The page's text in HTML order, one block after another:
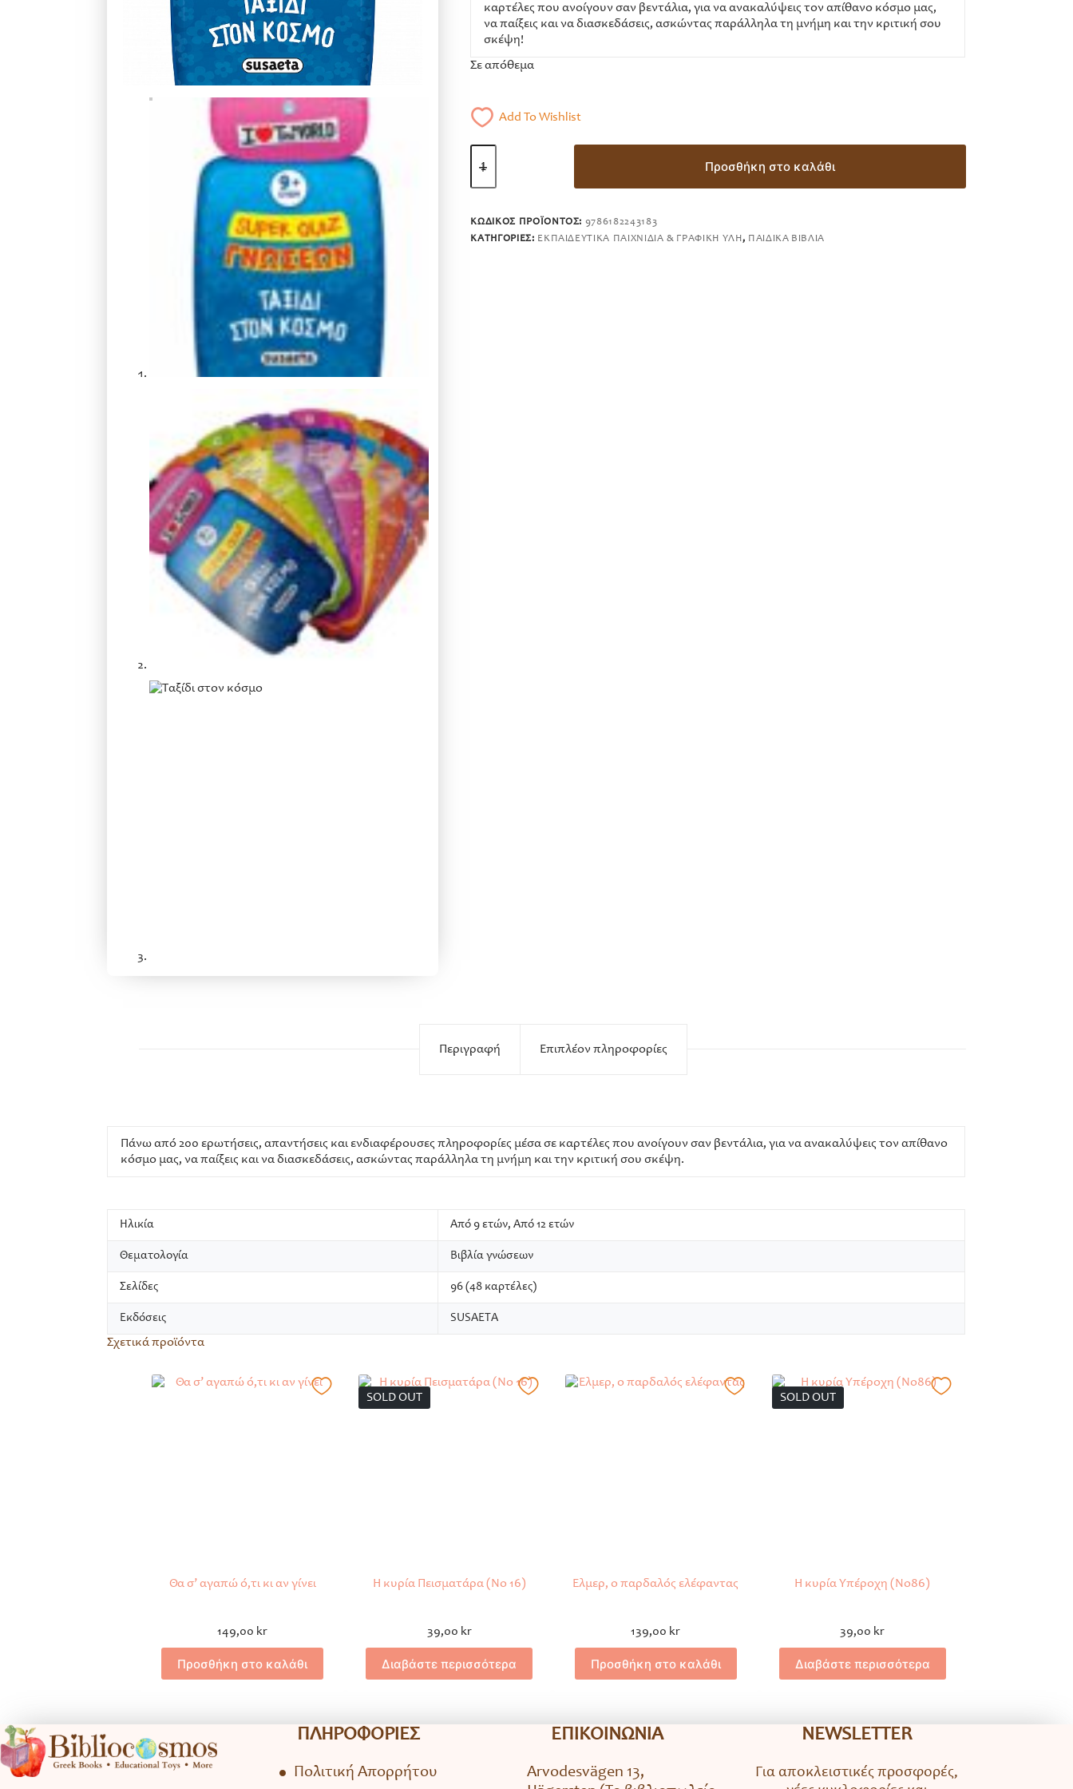
καρτέλες που ανοίγουν σαν βεντάλια, για να ανακαλύψεις τον απίθανο κόσμο μας,
να παίξεις και να διασκεδάσεις, ασκώντας παράλληλα τη μνήμη και την κριτική σου
σκέψη!
Σε απόθεμα
Add To Wishlist
Ταξίδι
στον
Προσθήκη στο καλάθι
ΚΩΔΙΚΌΣ ΠΡΟΪΌΝΤΟΣ: 9786182243183
ΚΑΤΗΓΟΡΊΕΣ: ΕΚΠΑΙΔΕΥΤΙΚΆ ΠΑΙΧΝΊΔΙΑ & ΓΡΑΦΙΚΉ ΎΛΗ, ΠΑΙΔΙΚΆ ΒΙΒΛΊΑ
Περιγραφή Επιπλέον πληροφορίες
Πάνω από 200 ερωτήσεις, απαντήσεις και ενδιαφέρουσες πληροφορίες μέσα σε καρτέλες που ανοίγουν σαν βεντάλια, για να ανακαλύψεις τον απίθανο
κόσμο μας, να παίξεις και να διασκεδάσεις, ασκώντας παράλληλα τη μνήμη και την κριτική σου σκέψη.
Ηλικία Από 9 ετών, Από 12 ετών
Θεματολογία Βιβλία γνώσεων
Σελίδες 96 (48 καρτέλες)
Εκδόσεις SUSAETA
Σχετικά προϊόντα
Θα σ’ αγαπώ ό,τι κι αν γίνει
149,00 kr
Προσθήκη στο καλάθι
SOLD OUT
Η κυρία Πεισματάρα (Νο 16)
39,00 kr
Διαβάστε περισσότερα
Έλμερ, ο παρδαλός ελέφαντας
139,00 kr
Προσθήκη στο καλάθι
SOLD OUT
Η κυρία Υπέροχη (No86)
39,00 kr
Διαβάστε περισσότερα
ΠΛΗΡΟΦΟΡΙΕΣ
Πολιτική Απορρήτου
ΕΠΙΚΟΙΝΩΝΙΑ
Arvodesvägen 13,
NEWSLETTER
Για αποκλειστικές προσφορές,